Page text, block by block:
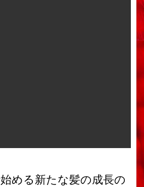
める新たな髪の成長の